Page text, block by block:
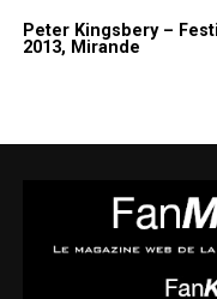
Peter Kingsbery –
2013, Mirande